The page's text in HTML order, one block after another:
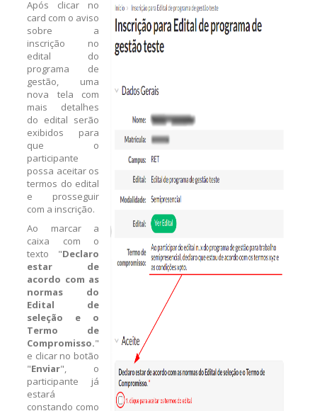
Após clicar no
card com o aviso
sobre a
inscrição no
edital do
programa de
gestão, uma
nova tela com
mais detalhes
do edital serão
exibidos para
que o
participante
possa aceitar os
termos do edital
e prosseguir
com a inscrição.
Ao marcar a
caixa com o
texto "Declaro
estar de
acordo com as
normas do
Edital de
seleção e o
Termo de
Compromisso."
e clicar no botão
"Enviar", o
participante já
estará
constando como